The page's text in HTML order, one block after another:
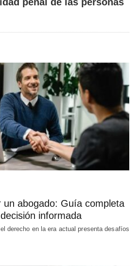
un abogado: Guía completa
informada
derecho en la era actual presenta desafíos